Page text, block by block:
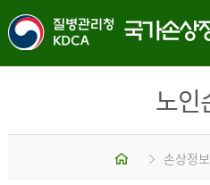
노인
홈 손상정보